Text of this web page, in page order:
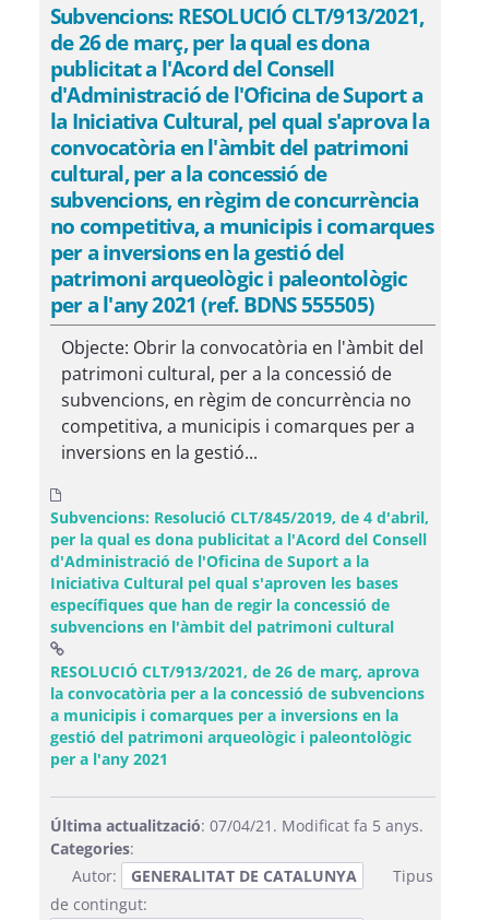
Subvencions: RESOLUCIÓ CLT/913/2021,
de 26 de març, per la qual es dona
publicitat a l'Acord del Consell
d'Administració de l'Oficina de Suport a
la Iniciativa Cultural, pel qual s'aprova la
convocatòria en l'àmbit del patrimoni
cultural, per a la concessió de
subvencions, en règim de concurrència
no competitiva, a municipis i comarques
per a inversions en la gestió del
patrimoni arqueològic i paleontològic
per a l'any 2021 (ref. BDNS 555505)
Objecte: Obrir la convocatòria en l'àmbit del
patrimoni cultural, per a la concessió de
subvencions, en règim de concurrència no
competitiva, a municipis i comarques per a
inversions en la gestió...
Subvencions: Resolució CLT/845/2019, de 4 d'abril,
per la qual es dona publicitat a l'Acord del Consell
d'Administració de l'Oficina de Suport a la
Iniciativa Cultural pel qual s'aproven les bases
específiques que han de regir la concessió de
subvencions en l'àmbit del patrimoni cultural
RESOLUCIÓ CLT/913/2021, de 26 de març, aprova
la convocatòria per a la concessió de subvencions
a municipis i comarques per a inversions en la
gestió del patrimoni arqueològic i paleontològic
per a l'any 2021
Última actualització: 07/04/21. Modificat fa 5 anys.
Categories:
Autor:
GENERALITAT DE CATALUNYA
Tipus
de contingut: